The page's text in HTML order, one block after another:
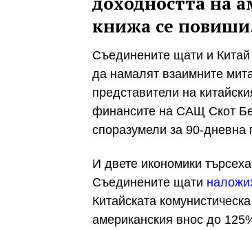
книжа се
Съединените щати и
да намалят взаимните
представители на
финансите на САЩ Скот
споразумели за 90-
И двете икономики
Съединените щати
Китайската
американския внос до